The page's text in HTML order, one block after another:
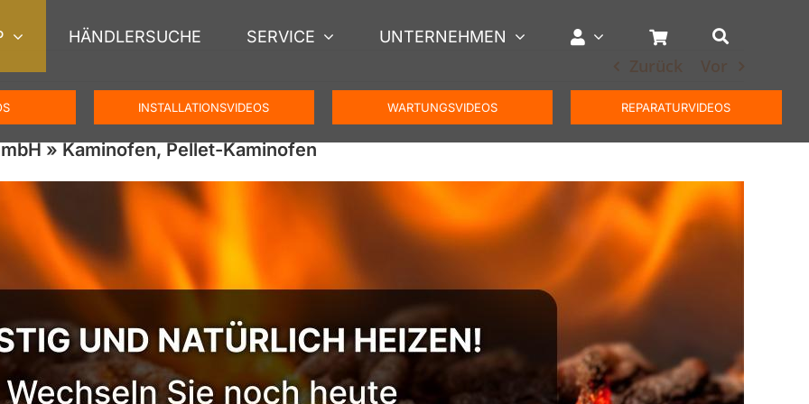
HÄNDLERSUCHE SERVICE UNTERNEHMEN
INSTALLATIONSVIDEOS WARTUNGSVIDEOS REPARATURVIDEOS
Zurück Vor
» Kaminofen, Pellet-Kaminofen